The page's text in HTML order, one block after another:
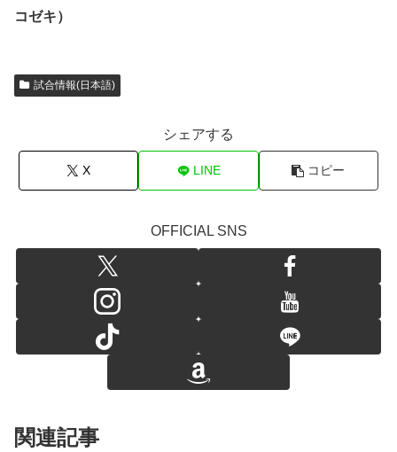
コゼキ）
試合情報(日本語)
シェアする
X LINE コピー
OFFICIAL SNS
関連記事